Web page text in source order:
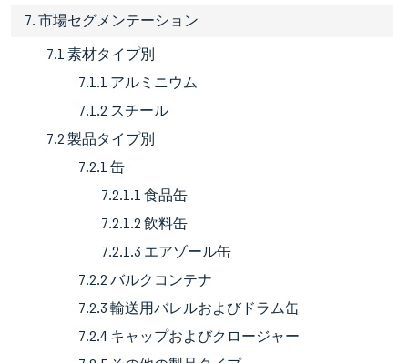
7. 市場セグメンテーション
7.1 素材タイプ別
7.1.1 アルミニウム
7.1.2 スチール
7.2 製品タイプ別
7.2.1 缶
7.2.1.1 食品缶
7.2.1.2 飲料缶
7.2.1.3 エアゾール缶
7.2.2 バルクコンテナ
7.2.3 輸送用バレルおよびドラム缶
7.2.4 キャップおよびクロージャー